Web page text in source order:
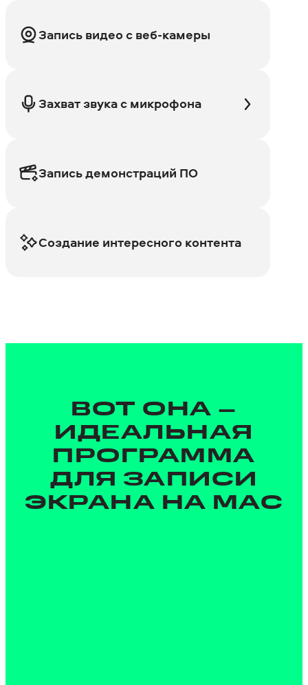
Запись видео с веб-камеры
Захват звука с микрофона
Запись демонстраций ПО
Создание интересного контента
ВОТ ОНА –
ИДЕАЛЬНАЯ
ПРОГРАММА
ДЛЯ ЗАПИСИ
ЭКРАНА НА MAC